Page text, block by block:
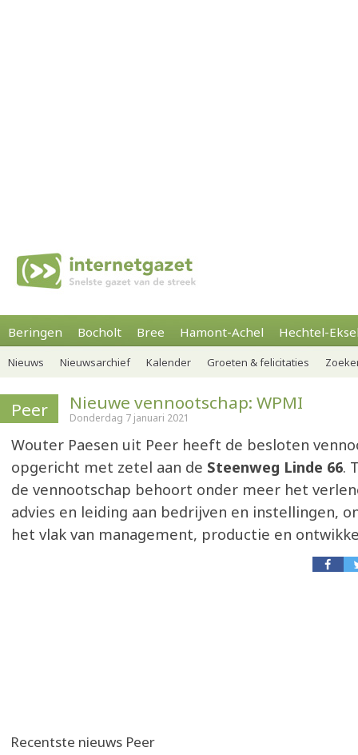
Beringen Bocholt Bree Hamont-Achel Hechtel-
Nieuws Nieuwsarchief Kalender Groeten & felicitaties
Peer Nieuwe vennootschap: WPMI
Donderdag 7 januari 2021
Wouter Paesen uit Peer heeft de besloten
opgericht met zetel aan de Steenweg Linde 66.
de vennootschap behoort onder meer het
advies en leiding aan bedrijven en instellingen,
het vlak van management, productie en
Recentste nieuws Peer